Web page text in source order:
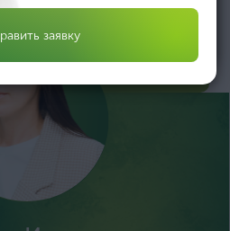
любое время в верхней части сайта
заявку